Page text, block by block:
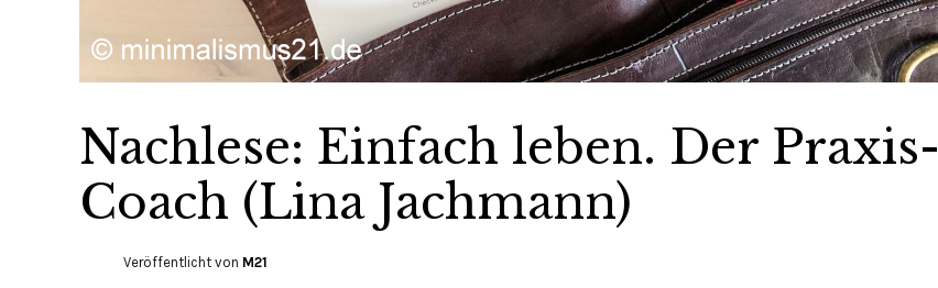
Nachlese: Einfach leben. Der Praxis-
Coach (Lina Jachmann)
Veröffentlicht von M21